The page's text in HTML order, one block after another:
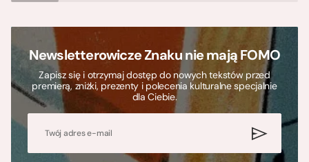
Newsletterowicze Znaku nie mają FOMO
Zapisz się i otrzymaj dostęp do nowych tekstów przed
premierą, zniżki, prezenty i polecenia kulturalne specjalnie
dla Ciebie.